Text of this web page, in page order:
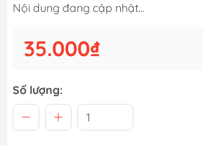
Nội dung đang cập nhật...
35.000₫
Số lượng: